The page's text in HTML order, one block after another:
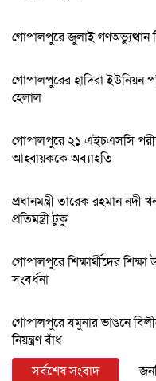
গোপালপুরে জুলাই গণঅভ্যুত্থান
গোপালপুরের হাদিরা ইউনিয়ন
হেলাল
গোপালপুরে ২১ এইচএসসি
আহ্বায়ককে অব্যাহতি
প্রধানমন্ত্রী তারেক রহমান
প্রতিমন্ত্রী টুকু
গোপালপুরে শিক্ষার্থীদের
সংবর্ধনা
গোপালপুরে যমুনার ভাঙনে
নিয়ন্ত্রণ বাঁধ
সর্বশেষ সংবাদ